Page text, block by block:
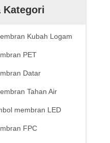
Kategori
Kubah Logam
PET
Datar
Tahan Air
membran LED
FPC